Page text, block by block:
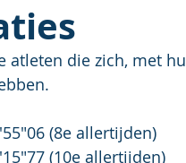
atleten die zich, met
Beneens	600 Cad D			1'55"06 (8e allertijden)
Van Loon	800 Sch D			2'15"77 (10e allertijden)